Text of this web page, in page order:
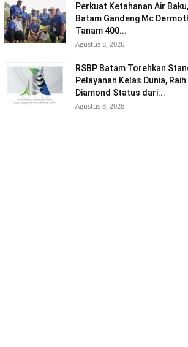
Perkuat Ketahanan Air
Batam Gandeng Mc
Tanam 400...
Agustus 8, 2026
RSBP Batam Torehkan
Pelayanan Kelas Dunia, Raih
Diamond Status dari...
Agustus 8, 2026